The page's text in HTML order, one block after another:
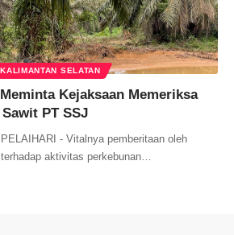
KALIMANTAN SELATAN
Kejaksaan Memeriksa
PT SSJ
- Vitalnya pemberitaan oleh
aktivitas perkebunan…